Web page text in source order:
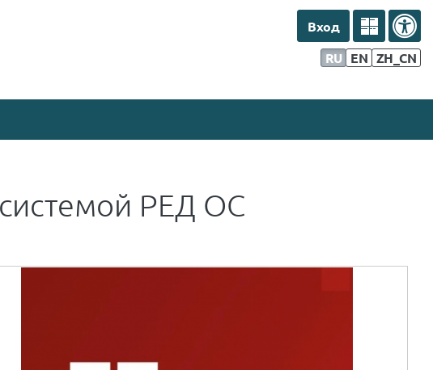
Вход
RU EN ZH_CN
РЕД ОС